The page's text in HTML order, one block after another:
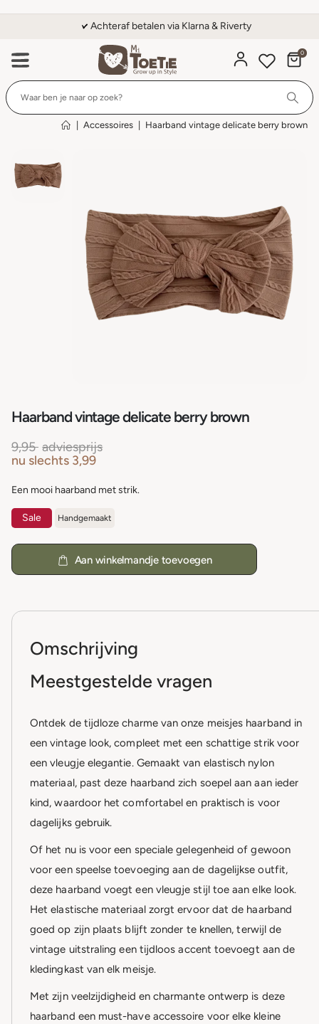
Achteraf betalen via Klarna & Riverty
0
Accessoires Haarband vintage delicate berry brown
Haarband vintage delicate berry brown
9,95 adviesprijs
nu slechts 3,99
Een mooi haarband met strik.
Sale Handgemaakt
Aan winkelmandje toevoegen
Omschrijving
Meestgestelde vragen
Ontdek de tijdloze charme van onze meisjes haarband in
een vintage look, compleet met een schattige strik voor
een vleugje elegantie. Gemaakt van elastisch nylon
materiaal, past deze haarband zich soepel aan aan ieder
kind, waardoor het comfortabel en praktisch is voor
dagelijks gebruik.
Of het nu is voor een speciale gelegenheid of gewoon
voor een speelse toevoeging aan de dagelijkse outfit,
deze haarband voegt een vleugje stijl toe aan elke look.
Het elastische materiaal zorgt ervoor dat de haarband
goed op zijn plaats blijft zonder te knellen, terwijl de
vintage uitstraling een tijdloos accent toevoegt aan de
kledingkast van elk meisje.
Met zijn veelzijdigheid en charmante ontwerp is deze
haarband een must-have accessoire voor elke kleine